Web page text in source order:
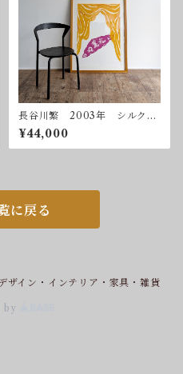
長谷川繁 2003年 シルクス
クリーン 額付属
¥44,000
に戻る
イン・インテリア・家具・雑貨
by